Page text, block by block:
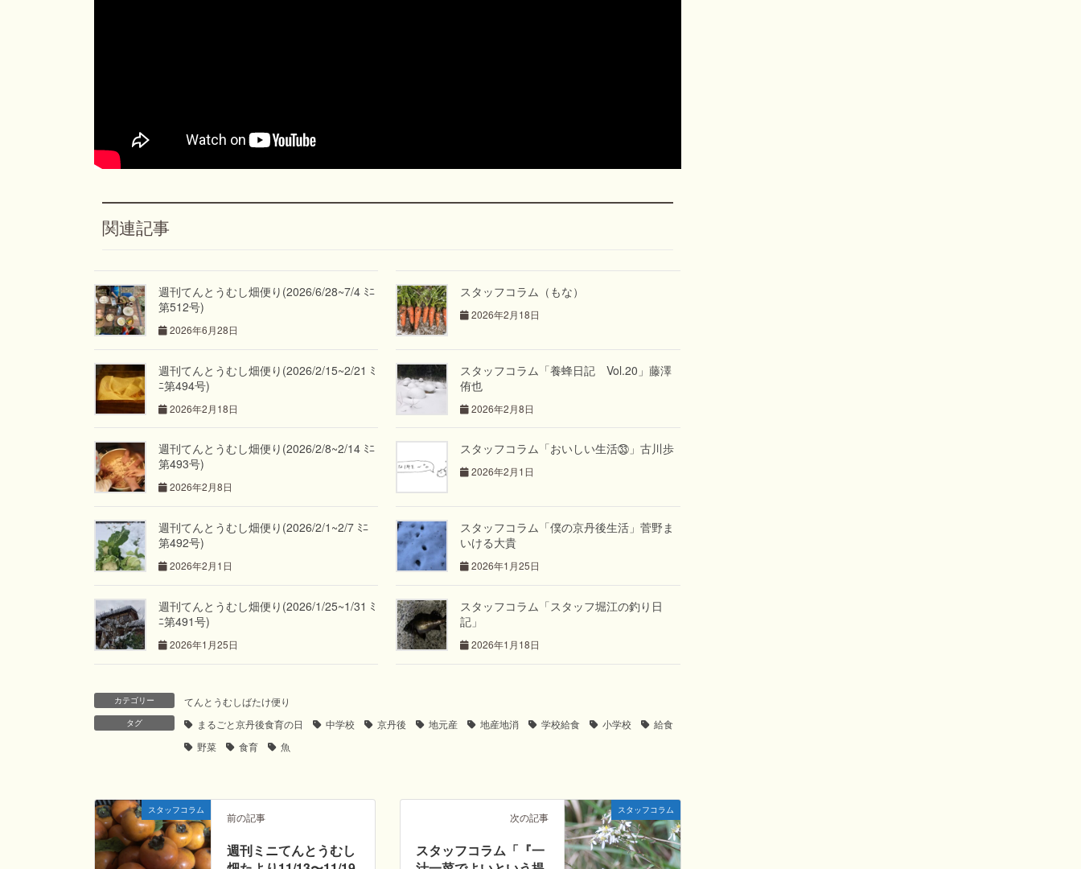
関連記事
週刊てんとうむし畑便り(2026/6/28~7/4 ﾐﾆ
第512号)
2026年6月28日
スタッフコラム（もな）
2026年2月18日
週刊てんとうむし畑便り(2026/2/15~2/21 ﾐ
ﾆ第494号)
2026年2月18日
スタッフコラム「養蜂日記 Vol.20」藤澤
侑也
2026年2月8日
週刊てんとうむし畑便り(2026/2/8~2/14 ﾐﾆ
第493号)
2026年2月8日
スタッフコラム「おいしい生活㉝」古川歩
2026年2月1日
週刊てんとうむし畑便り(2026/2/1~2/7 ﾐﾆ
第492号)
2026年2月1日
スタッフコラム「僕の京丹後生活」菅野ま
いける大貴
2026年1月25日
週刊てんとうむし畑便り(2026/1/25~1/31 ﾐ
ﾆ第491号)
2026年1月25日
スタッフコラム「スタッフ堀江の釣り日
記」
2026年1月18日
カテゴリー てんとうむしばたけ便り
タグ まるごと京丹後食育の日 中学校 京丹後 地元産 地産地消 学校給食 小学校
給食
野菜
食育 魚
スタッフコラム
前の記事
週刊ミニてんとうむし
スタッフコラム
次の記事
スタッフコラム「『一